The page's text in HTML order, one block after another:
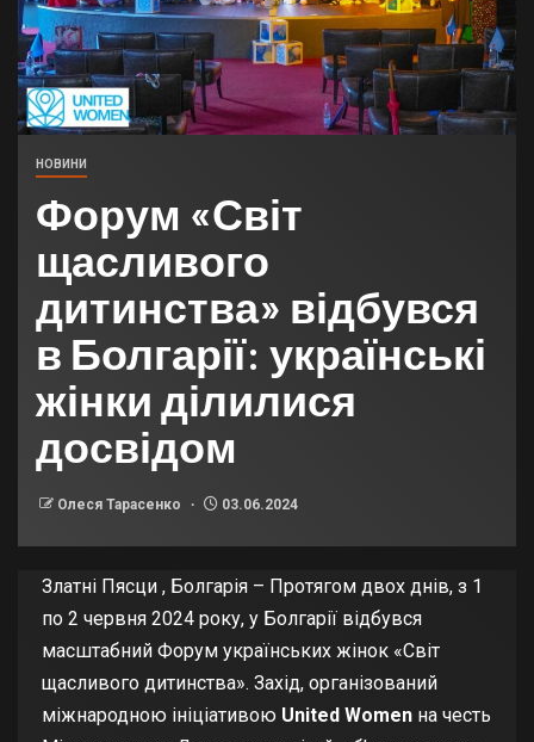
НОВИНИ
Форум «Світ
щасливого
дитинства» відбувся
в Болгарії: українські
жінки ділилися
досвідом
Олеся Тарасенко 03.06.2024
Златні Пясци , Болгарія – Протягом двох днів, з 1
по 2 червня 2024 року, у Болгарії відбувся
масштабний Форум українських жінок «Світ
щасливого дитинства». Захід, організований
міжнародною ініціативою United Women на честь